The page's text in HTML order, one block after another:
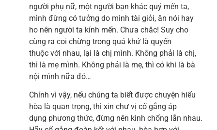
người phụ nữ, một người bạn khác quý mến ta,
mình đừng có tưởng do mình tài giỏi, ăn nói hay
ho nên người ta kính mến. Chưa chắc! Suy cho
cùng ra coi chừng trong quá khứ là quyến
thuộc với nhau, lại là chị mình. Không phải là chị,
thì là mẹ mình. Không phải là mẹ, thì có khi là bà
nội mình nữa đó…
Chính vì vậy, nếu chúng ta biết được chuyện hiếu
hòa là quan trọng, thì xin chư vị cố gắng áp
dụng phương thức, đừng nên kình chống lẫn nhau.